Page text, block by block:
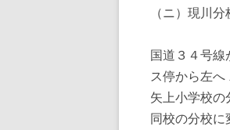
（ニ）現川
国道３４号
ス停から左へ
矢上小学校の
同校の分校に